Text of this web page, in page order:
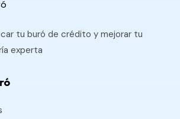
tu buró de crédito y mejorar tu
experta